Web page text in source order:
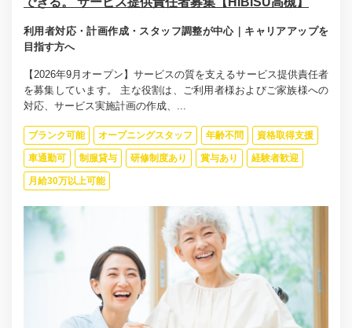
利用者対応・計画作成・スタッフ調整が中心｜キャリアアップを
目指す方へ
【2026年9月オープン】サービスの質を支えるサービス提供責任者
を募集しています。 主な役割は、ご利用者様およびご家族様への
対応、サービス実施計画の作成、...
ブランク可能 オープニングスタッフ 年齢不問 資格取得支援
車通勤可 制服貸与 研修制度あり 賞与あり 経験者歓迎
月給30万以上可能